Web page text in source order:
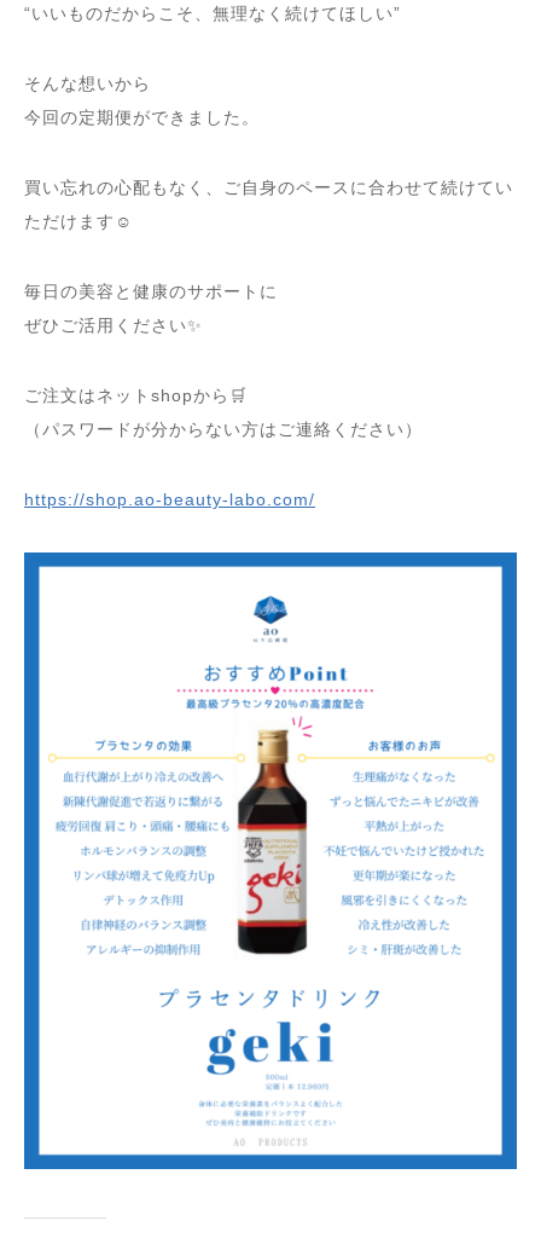
“いいものだからこそ、無理なく続けてほしい”
そんな想いから
今回の定期便ができました。
買い忘れの心配もなく、ご自身のペースに合わせて続けてい
ただけます☺️
毎日の美容と健康のサポートに
ぜひご活用ください✨
ご注文はネットshopから🛒
（パスワードが分からない方はご連絡ください）
https://shop.ao-beauty-labo.com/